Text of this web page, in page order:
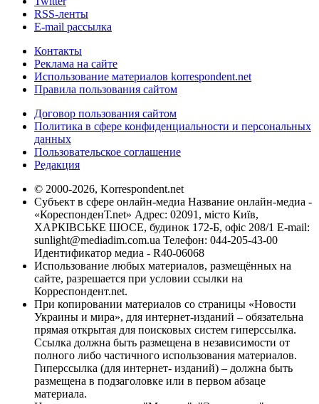
RSS-ленты
E-mail рассылка
Контакты
Реклама на сайте
Использование материалов korrespondent.net
Правила пользования сайтом
Договор пользования сайтом
Политика в сфере конфиденциальности и персональных
данных
Пользовательское соглашение
Редакция
© 2000-2026, Korrespondent.net
Субъект в сфере онлайн-медиа Название онлайн-медиа -
«КореспонденТ.net» Адрес: 02091, місто Київ,
ХАРКІВСЬКЕ ШОСЕ, будинок 172-Б, офіс 208/1 E-mail:
sunlight@mediadim.com.ua Телефон: 044-205-43-00
Идентификатор медиа - R40-06068
Использование любых материалов, размещённых на
сайте, разрешается при условии ссылки на
Корреспондент.net.
При копировании материалов со страницы «Новости
Украины и мира», для интернет-изданий – обязательна
прямая открытая для поисковых систем гиперссылка.
Ссылка должна быть размещена в независимости от
полного либо частичного использования материалов.
Гиперссылка (для интернет- изданий) – должна быть
размещена в подзаголовке или в первом абзаце
материала.